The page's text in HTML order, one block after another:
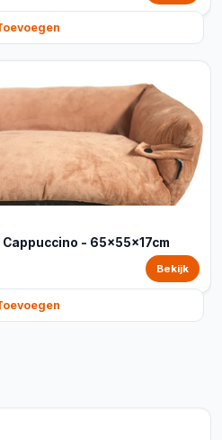
- 65x55x17cm
Bekijk